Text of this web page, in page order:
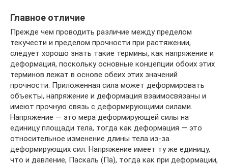
Главное отличие
Прежде чем проводить различие между пределом
текучести и пределом прочности при растяжении,
следует хорошо знать такие термины, как напряжение и
деформация, поскольку основные концепции обоих этих
терминов лежат в основе обеих этих значений
прочности. Приложенная сила может деформировать
объекты, напряжение и деформация взаимосвязаны и
имеют прочную связь с деформирующими силами.
Напряжение — это мера деформирующей силы на
единицу площади тела, тогда как деформация — это
относительное изменение длины тела из-за
деформирующих сил. Напряжение имеет ту же единицу,
что и давление, Паскаль (Па), тогда как при деформации,